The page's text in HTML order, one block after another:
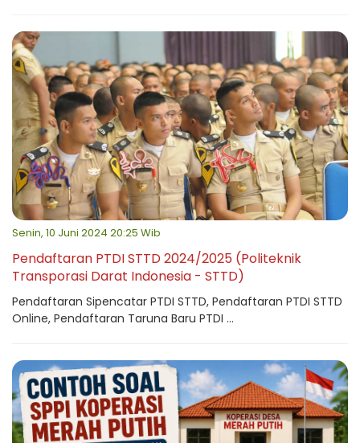
Senin, 10 Juni 2024 20:25 Wib
Pendaftaran PTDI STTD 2024/2025 (Politeknik
Transporasi Darat Indonesia - STTD)
Pendaftaran Sipencatar PTDI STTD, Pendaftaran PTDI STTD
Online, Pendaftaran Taruna Baru PTDI ...